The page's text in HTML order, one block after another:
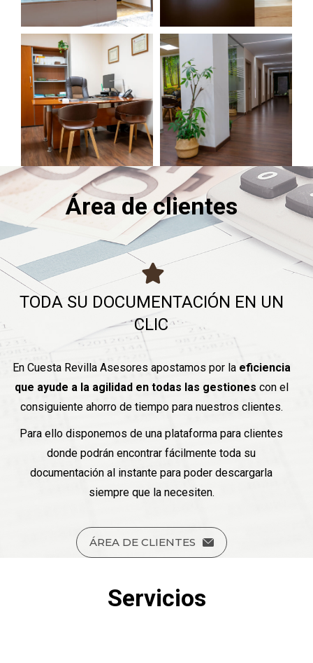
Área de clientes
TODA SU DOCUMENTACIÓN EN UN
CLIC
En Cuesta Revilla Asesores apostamos por la eficiencia
que ayude a la agilidad en todas las gestiones con el
consiguiente ahorro de tiempo para nuestros clientes.
Para ello disponemos de una plataforma para clientes
donde podrán encontrar fácilmente toda su
documentación al instante para poder descargarla
siempre que la necesiten.
ÁREA DE CLIENTES
Servicios